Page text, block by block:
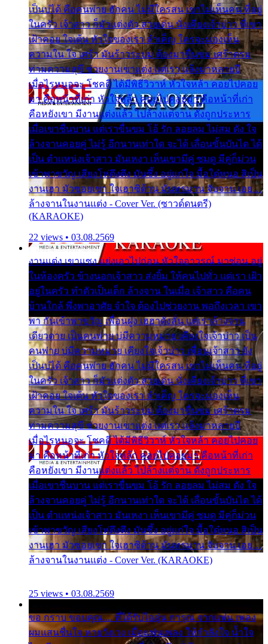
เป็นบ่ได้ คือคนพ่าย ฮักคน ไม่มีใครสน เขาไม่เห็นคน ที่อยู่
ในครัว เจ้าสาว ก็มัวแต่งตัว สวยเด่น นั่งเคียงเจ้าบ่าว ที่เขา
เฝ้าคอย ใจเต้น หัวใจของเรา ลำเค็ญ ใครจะมองเห็น
ความใน ใจ เศร้า มันร้าวระบม ต้องมาขื่นขม เศร้าตรม
ท่ามความสุขี ช่วยงานเขาแต่ง แต่เรา แล้งมาหลายปี
เมื่อไรหนอจะ โชคดี ได้มีพิธีวิวาห์ หัวใจหล้า คอยไปคอย
มา คือหน้าที่เก่า หัวใจหล้า คอยไปคอยมา คือหน้าที่เก่า
คือหยังเขา มีงานแต่งแล้ว ไปล้างแต่จาน ดั่งถูกประหาร
เมื่อเขาชื่นบาน แต่เราขื่นขม โอ้ รัก ลอยลม ไม่สม ดัง ใจ
ล้างจานคอยคู่ ไม่รู้ อีกนานเท่าใด จะได้ เลื่อนขั้นบันได ได้
เป็น ตำแหน่งเจ้าสาว มันเหงา เห็นเขามีคู่ ซมดู มีคู่ก็ม่วน
เข้าพาขวัญ เสียงโห่ตึงตึง มันซึ้ง อยู่แก่ใจ มื้อใด๋หนอ สิเป็น
งานเฮา มัวซอยเขา ใจเฮาซิด้าน มันทรมาน จับจาน เอย…
ล้างจานในงานแต่ง - Cover Ver. (ซาวด์ดนตรี)
(KARAOKE)
22 views • 03.08.2569
งานแต่ง เขาแซง แย่งเอาไปก่อน หัวใจอาวรณ์ มาซ่อน อยู่
ในห้องครัว ข้างนอกเจ้าสาว ส่งยิ้ม ให้คนไปทั่ว แต่เรา เฝ้า
อยู่ในครัว ทำตัวเป็นเด็ก ล้างจาน ในเมื่อ เจ้าสาว คือคน
บ้านใกล้ พึ่งพาอาศัย จำใจ ต้องไปช่วยงาน พอถึงเวลา เขา
พา กันเข้าพาขวัญ เพื่อนฝูง เฮฮาดังลั่น แต่เราล้างจาน
เดียวดาย เป็นคนพ่าย บ่มีความหมาย เคียงใจเจ้าบ่าว เป็น
คนพ่าย บ่มีความหมาย เคียงใจเจ้าบ่าว เพื่อนเจ้าสาว ยัง
เป็นบ่ได้ คือคนพ่าย ฮักคน ไม่มีใครสน เขาไม่เห็นคน ที่อยู่
ในครัว เจ้าสาว ก็มัวแต่งตัว สวยเด่น นั่งเคียงเจ้าบ่าว ที่เขา
เฝ้าคอย ใจเต้น หัวใจของเรา ลำเค็ญ ใครจะมองเห็น
ความใน ใจ เศร้า มันร้าวระบม ต้องมาขื่นขม เศร้าตรม
ท่ามความสุขี ช่วยงานเขาแต่ง แต่เรา แล้งมาหลายปี
เมื่อไรหนอจะ โชคดี ได้มีพิธีวิวาห์ หัวใจหล้า คอยไปคอย
มา คือหน้าที่เก่า หัวใจหล้า คอยไปคอยมา คือหน้าที่เก่า
คือหยังเขา มีงานแต่งแล้ว ไปล้างแต่จาน ดั่งถูกประหาร
เมื่อเขาชื่นบาน แต่เราขื่นขม โอ้ รัก ลอยลม ไม่สม ดัง ใจ
ล้างจานคอยคู่ ไม่รู้ อีกนานเท่าใด จะได้ เลื่อนขั้นบันได ได้
เป็น ตำแหน่งเจ้าสาว มันเหงา เห็นเขามีคู่ ซมดู มีคู่ก็ม่วน
เข้าพาขวัญ เสียงโห่ตึงตึง มันซึ้ง อยู่แก่ใจ มื้อใด๋หนอ สิเป็น
งานเฮา มัวซอยเขา ใจเฮาซิด้าน มันทรมาน จับจาน เอย…
ล้างจานในงานแต่ง - Cover Ver. (KARAOKE)
25 views • 03.08.2569
ขอ กราบ ขอบคุณ.... ที่ได้รับไออุ่น การุณ จากแฟน เพลง
ผมแสนชื่นใจ หายวังเวง เมื่อแฟนเพลง ให้กำลังใจ น้ำใจ